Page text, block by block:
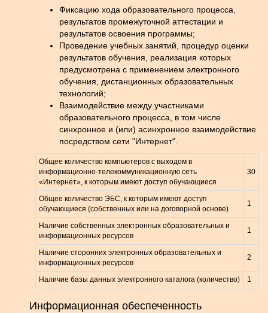
Фиксацию хода образовательного процесса,
результатов промежуточной аттестации и
результатов освоения программы;
Проведение учебных занятий, процедур оценки
результатов обучения, реализация которых
предусмотрена с применением электронного
обучения, дистанционных образовательных
технологий;
Взаимодействие между участниками
образовательного процесса, в том числе
синхронное и (или) асинхронное взаимодействие
посредством сети "Интернет".
Общее количество компьютеров с выходом в
информационно-телекоммуникационную сеть
«Интернет», к которым имеют доступ обучающиеся
30
Общее количество ЭБС, к которым имеют доступ
обучающиеся (собственных или на договорной основе)
1
Наличие собственных электронных образовательных и
информационных ресурсов
1
Наличие сторонних электронных образовательных и
информационных ресурсов
2
Наличие базы данных электронного каталога (количество) 1
Информационная обеспеченность